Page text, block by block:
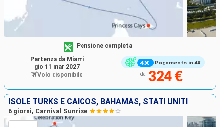
Pagamento in 4X
Pensione completa
da 324 €
Partenza da Miami
gio 11 mar 2027
Volo disponibile
ISOLE TURKS E CAICOS, BAHAMAS, STATI UNITI
6 giorni, Carnival Sunrise